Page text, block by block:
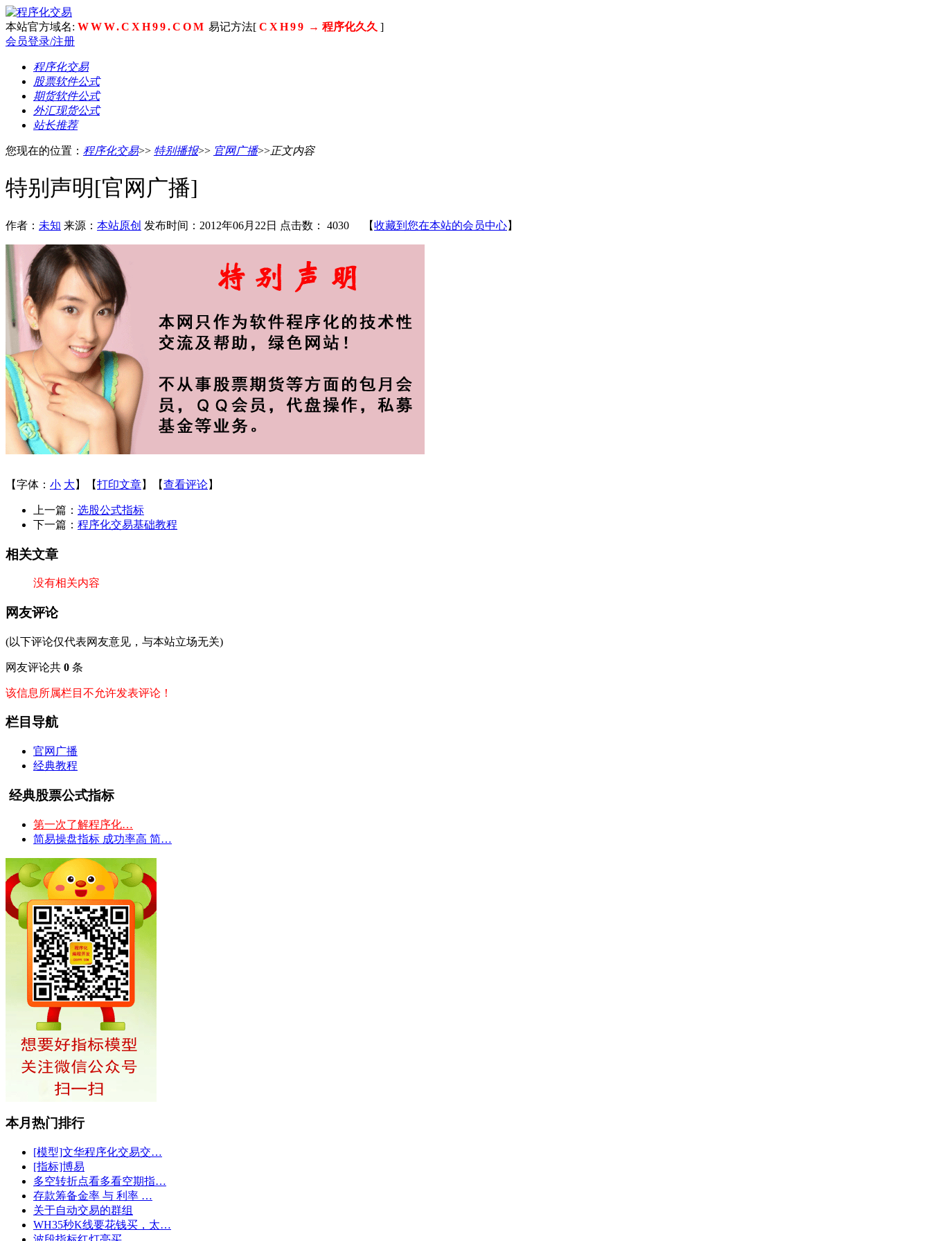
本站官方域名: WWW.CXH99.COM 易记方法[ CXH99 → 程序化久久 ]
会员登录/注册
程序化交易
股票软件公式
期货软件公式
外汇现货公式
站长推荐
您现在的位置： 程序化交易>> 特别播报>> 官网广播>>正文内容
特别声明[官网广播]
作者： 未知 来源： 本站原创 发布时间：2012年06月22日 点击数： 4030 【收藏到您在本站的会员中心】
【字体： 小 大 】【打印文章】【查看评论】
上一篇： 选股公式指标
下一篇： 程序化交易基础教程
相关文章
没有相关内容
网友评论
(以下评论仅代表网友意见，与本站立场无关)
网友评论共 0 条
该信息所属栏目不允许发表评论！
栏目导航
官网广播
经典教程
经典股票公式指标
第一次了解程序化…
简易操盘指标 成功率高 简…
本月热门排行
[模型]文华程序化交易交…
[指标]博易
多空转折点看多看空期指…
存款筹备金率 与 利率 …
关于自动交易的群组
WH35秒K线要花钱买，太…